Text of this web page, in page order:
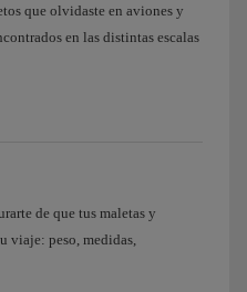
que olvidaste en aviones y
en las distintas escalas
de que tus maletas y
viaje: peso, medidas,